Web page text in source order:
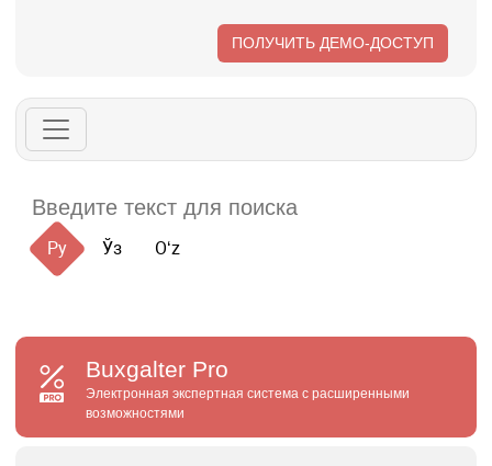
ПОЛУЧИТЬ ДЕМО-ДОСТУП
Ру Ўз Oʻz
Buxgalter Pro
Электронная экспертная система с расширенными
возможностями